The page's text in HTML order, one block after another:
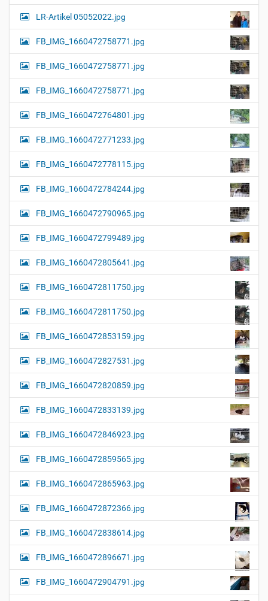
LR-Artikel 05052022.jpg
FB_IMG_1660472758771.jpg
FB_IMG_1660472758771.jpg
FB_IMG_1660472758771.jpg
FB_IMG_1660472764801.jpg
FB_IMG_1660472771233.jpg
FB_IMG_1660472778115.jpg
FB_IMG_1660472784244.jpg
FB_IMG_1660472790965.jpg
FB_IMG_1660472799489.jpg
FB_IMG_1660472805641.jpg
FB_IMG_1660472811750.jpg
FB_IMG_1660472811750.jpg
FB_IMG_1660472853159.jpg
FB_IMG_1660472827531.jpg
FB_IMG_1660472820859.jpg
FB_IMG_1660472833139.jpg
FB_IMG_1660472846923.jpg
FB_IMG_1660472859565.jpg
FB_IMG_1660472865963.jpg
FB_IMG_1660472872366.jpg
FB_IMG_1660472838614.jpg
FB_IMG_1660472896671.jpg
FB_IMG_1660472904791.jpg